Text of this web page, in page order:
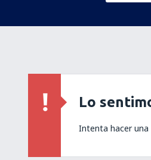
Lo
Intenta hacer